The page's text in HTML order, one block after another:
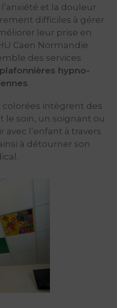
et la douleur
difficiles à gérer
leur prise en
Caen Normandie
des services
hypno-
.
colorées intègrent des
le soin, un soignant ou
l’enfant à travers
à détourner son